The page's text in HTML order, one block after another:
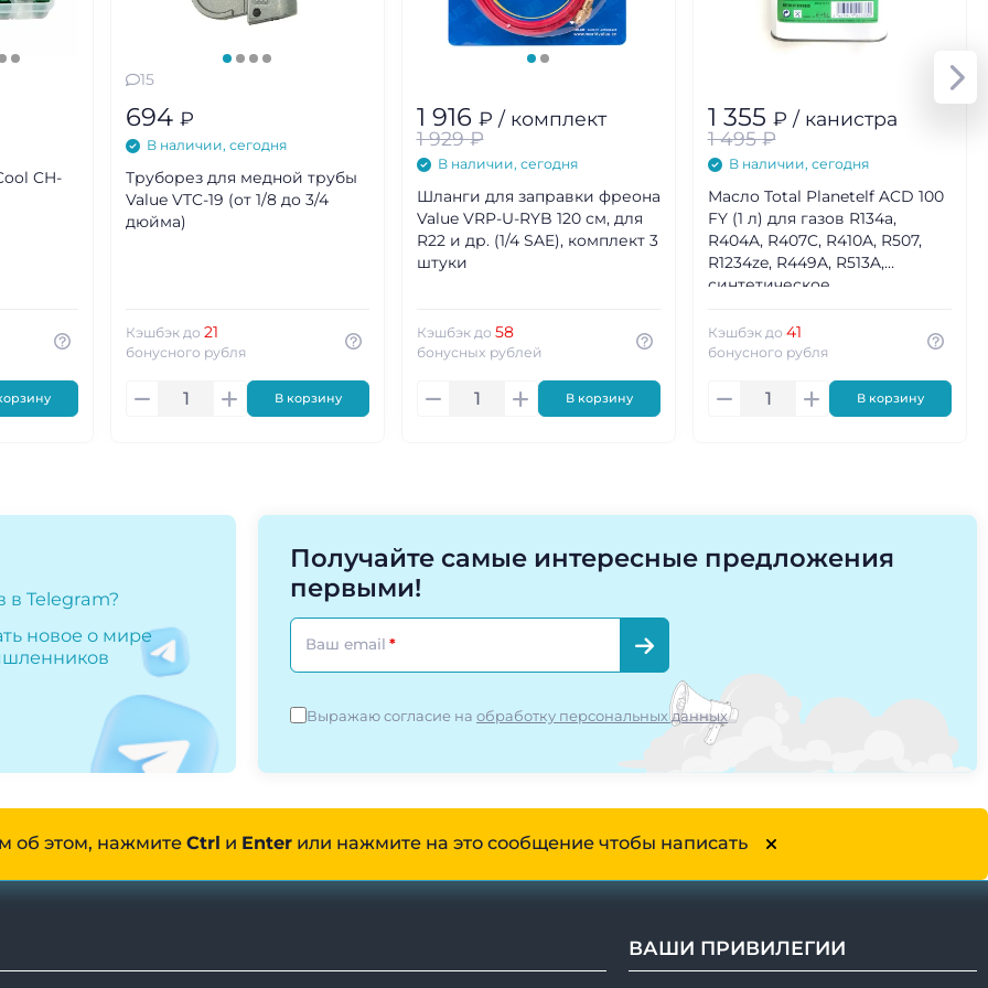
CH-
15
694 ₽
В наличии, сегодня
Труборез для медной трубы
Value VTC-19 (от 1/8 до 3/4
дюйма)
Кэшбэк до 21
бонусного рубля
В корзину
1 916 ₽ / комплект
1 929₽
В наличии, сегодня
Шланги для заправки фреона
Value VRP-U-RYB 120 см, для
R22 и др. (1/4 SAE), комплект 3
штуки
Кэшбэк до 58
бонусных рублей
В корзину
1 355 ₽ / канистра
1 495₽
В наличии, сегодня
Масло Total Planetelf ACD 100
FY (1 л) для газов R134a,
R404A, R407C, R410A, R507,
R1234ze, R449A, R513A,
синтетическое
Кэшбэк до 41
бонусного рубля
В корзину
Telegram?
новое о мире
Получайте самые интересные предложения
первыми!
Ваш email
Выражаю согласие на обработку персональных данных
об этом, нажмитеCtrl и Enterили нажмите на это сообщение чтобы написать
ВАШИ ПРИВИЛЕГИИ